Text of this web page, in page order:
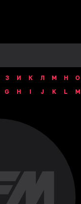
З И К Л М Н О
G H I J K L M